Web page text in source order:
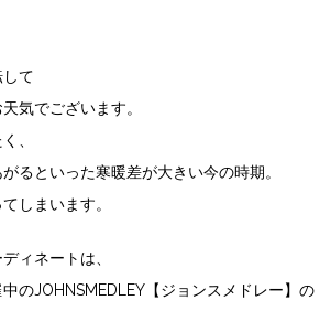
て
気でございます。
、
るといった寒暖差が大きい今の時期。
しまいます。
ィネートは、
のJOHNSMEDLEY【ジョンスメドレー】の